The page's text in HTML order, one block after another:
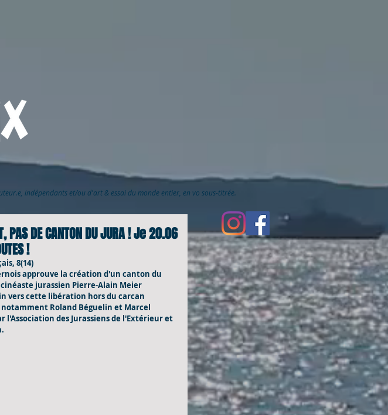
PAS DE CANTON DU JURA ! Je 20.06
!
8(14)
approuve la création d'un canton du
jurassien Pierre-Alain Meier
vers cette libération hors du carcan
Roland Béguelin et Marcel
l'Association des Jurassiens de l'Extérieur et
indépendants et/ou d'art & essai du monde entier, en vo sous-titrée.